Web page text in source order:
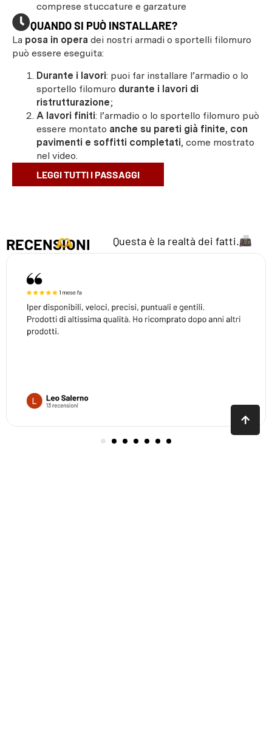
comprese stuccature e garzature
QUANDO SI PUÒ INSTALLARE?
La posa in opera dei nostri armadi o sportelli filomuro
può essere eseguita:
Durante i lavori: puoi far installare l’armadio o lo
sportello filomuro durante i lavori di
ristrutturazione;
A lavori finiti: l’armadio o lo sportello filomuro può
essere montato anche su pareti già finite, con
pavimenti e soffitti completati, come mostrato
nel video.
LEGGI TUTTI I PASSAGGI
RECENSIONI Questa è la realtà dei fatti.